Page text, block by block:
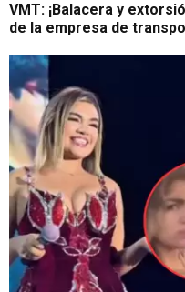
VMT: ¡Balacera y
de la empresa de